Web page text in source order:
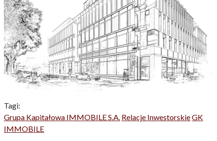
Tagi:
Grupa Kapitałowa IMMOBILE S.A. Relacje InwestorskieGK
IMMOBILE